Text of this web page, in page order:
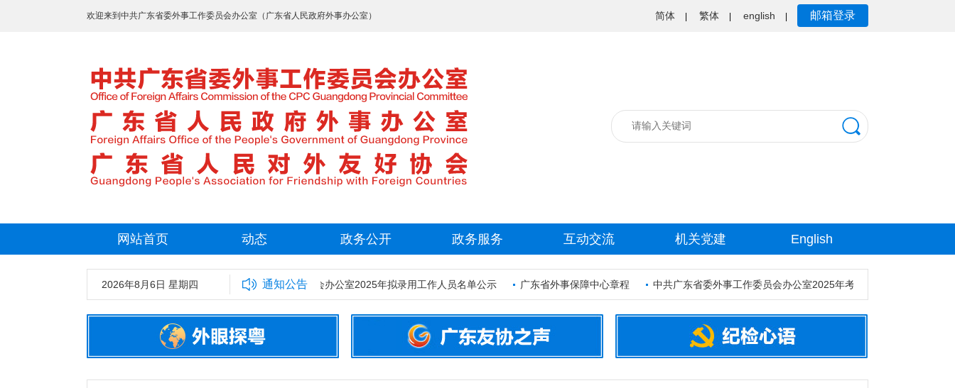
欢迎来到中共广东省委外事工作委员会办公室（广东省人民政府外事办公室） 简体 繁体 english 邮箱登录
网站首页 动态 政务公开 政务服务 互动交流 机关党建 English
2026年8月6日 星期四 通知公告
中共广东省委外事工作委员会办公室2025年拟录用工作人员名单公示 广东省外事保障中心章程 中共广东省委外事工作委员会办公室2025年考试录用公务员资格审核